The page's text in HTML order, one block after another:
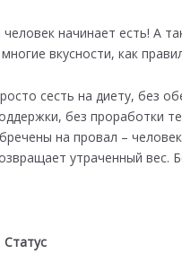
человек начинает есть! А
вкусности, как
сесть на диету, без
без проработки
на провал –
утраченный вес.
Статус